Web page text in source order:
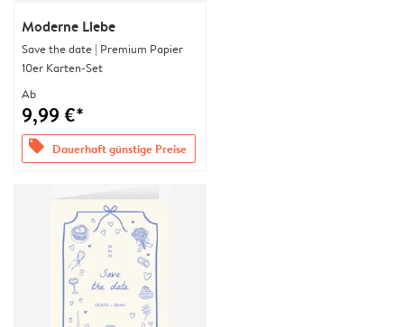
Moderne Liebe
Save the date | Premium Papier
10er Karten-Set
Ab
9,99 €*
offers Dauerhaft günstige Preise